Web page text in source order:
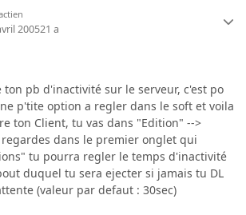
200521 a
ton pb d'inactivité sur le serveur, c'est po
p'tite option a regler dans le soft et voila
ton Client, tu vas dans "Edition" -->
dans le premier onglet qui
tu pourra regler le temps d'inactivité
duquel tu sera ejecter si jamais tu DL
(valeur par defaut : 30sec)